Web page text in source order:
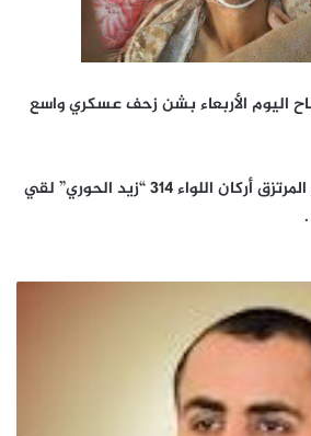
اليوم الأربعاء بشن زحف عسكري واسع
وأوضح مصدر عسكري أن المرتزق أركان اللواء 314 “زيد الحوري” لقي